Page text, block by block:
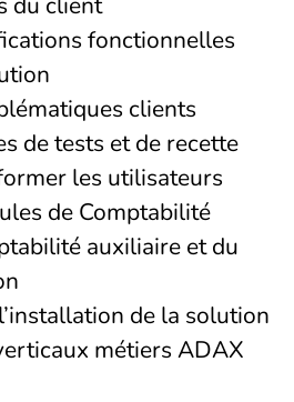
fonctionnelles
clients
de tests et de recette
les utilisateurs
de Comptabilité
auxiliaire et du
de la solution
métiers ADAX